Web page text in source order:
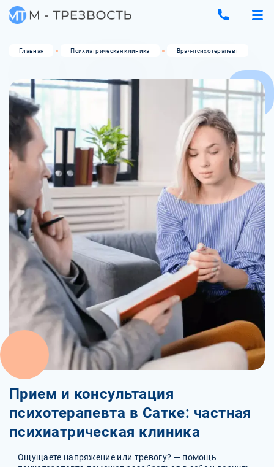
Главная Психиатрическая клиника Врач-психотерапевт
Прием и консультация
психотерапевта в Сатке: частная
психиатрическая клиника
Ощущаете напряжение или тревогу? — помощь